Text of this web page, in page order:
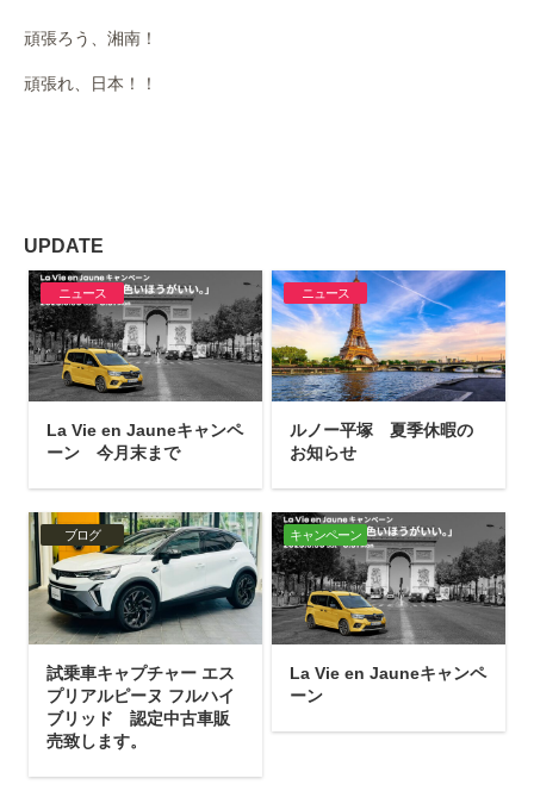
頑張ろう、湘南！
頑張れ、日本！！
UPDATE
ニュース
La Vie en Jauneキャンペ
ーン 今月末まで
ニュース
ルノー平塚 夏季休暇の
お知らせ
ブログ
試乗車キャプチャー エス
プリアルピーヌ フルハイ
ブリッド 認定中古車販
売致します。
キャンペーン
La Vie en Jauneキャンペ
ーン